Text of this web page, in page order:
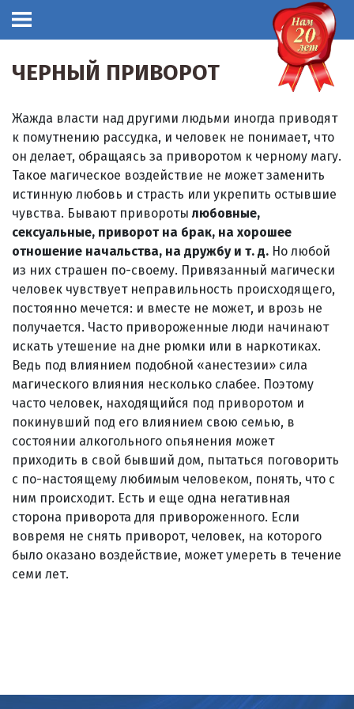
ЧЕРНЫЙ ПРИВОРОТ
Жажда власти над другими людьми иногда приводят
к помутнению рассудка, и человек не понимает, что
он делает, обращаясь за приворотом к черному магу.
Такое магическое воздействие не может заменить
истинную любовь и страсть или укрепить остывшие
чувства. Бывают привороты любовные,
сексуальные, приворот на брак, на хорошее
отношение начальства, на дружбу и т. д. Но любой
из них страшен по-своему. Привязанный магически
человек чувствует неправильность происходящего,
постоянно мечется: и вместе не может, и врозь не
получается. Часто привороженные люди начинают
искать утешение на дне рюмки или в наркотиках.
Ведь под влиянием подобной «анестезии» сила
магического влияния несколько слабее. Поэтому
часто человек, находящийся под приворотом и
покинувший под его влиянием свою семью, в
состоянии алкогольного опьянения может
приходить в свой бывший дом, пытаться поговорить
с по-настоящему любимым человеком, понять, что с
ним происходит. Есть и еще одна негативная
сторона приворота для привороженного. Если
вовремя не снять приворот, человек, на которого
было оказано воздействие, может умереть в течение
семи лет.